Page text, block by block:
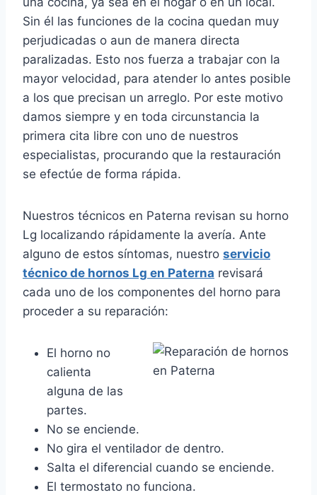
Sin él las funciones de la cocina quedan muy
perjudicadas o aun de manera directa
paralizadas. Esto nos fuerza a trabajar con la
mayor velocidad, para atender lo antes posible
a los que precisan un arreglo. Por este motivo
damos siempre y en toda circunstancia la
primera cita libre con uno de nuestros
especialistas, procurando que la restauración
se efectúe de forma rápida.
Nuestros técnicos en Paterna revisan su horno
Lg localizando rápidamente la avería. Ante
alguno de estos síntomas, nuestro servicio
técnico de hornos Lg en Paterna revisará
cada uno de los componentes del horno para
proceder a su reparación:
El horno no
calienta
alguna de las
partes.
No se enciende.
No gira el ventilador de dentro.
Salta el diferencial cuando se enciende.
El termostato no funciona.